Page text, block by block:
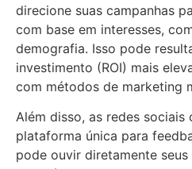
direcione suas campanhas
com base em interesses,
demografia. Isso pode
investimento (ROI) mais
com métodos de marketing
Além disso, as redes sociais
plataforma única para
pode ouvir diretamente